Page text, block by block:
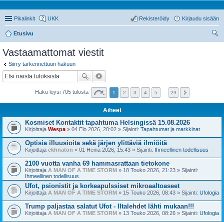
Pikalinkit UKK Kirjaudu sisään
Rekisteröidy
Etusivu
Vastaamattomat viestit
Siirry tarkennettuun hakuun
Haku löysi 705 tulosta 1 2 3 4 5 29
Aiheet
Kosmiset Kontaktit tapahtuma Helsingissä 15.08.2026
Kirjoittaja Wespa » 04 Elo 2026, 20:02 » Sijainti: Tapahtumat ja markkinat
Optisia illuusioita sekä järjen ylittäviä ilmiöitä
Kirjoittaja ekhnaton » 01 Heinä 2026, 15:43 » Sijainti: Ihmeellinen todellisuus
2100 vuotta vanha 69 hammasrattaan tietokone
Kirjoittaja A MAN OF A TIME STORM » 18 Touko 2026, 21:23 » Sijainti:
Ihmeellinen todellisuus
Ufot, psionistit ja korkeapulssiset mikroaaltoaseet
Kirjoittaja A MAN OF A TIME STORM » 15 Touko 2026, 08:43 » Sijainti: Ufologia
Trump paljastaa salatut Ufot - Iltalehdet lähti mukaan!!!
Kirjoittaja A MAN OF A TIME STORM » 13 Touko 2026, 08:26 » Sijainti: Ufologia